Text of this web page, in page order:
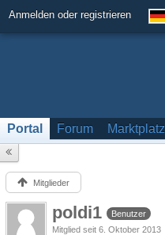
Anmelden oder registrieren
Portal Forum Marktplatz
Mitglieder
poldi1
Benutzer
Mitglied seit 6. Oktober 2013